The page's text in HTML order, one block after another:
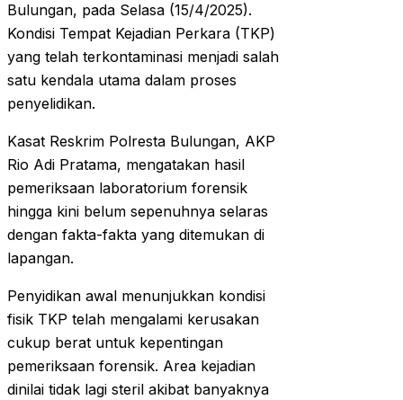
Bulungan, pada Selasa (15/4/2025).
Kondisi Tempat Kejadian Perkara (TKP)
yang telah terkontaminasi menjadi salah
satu kendala utama dalam proses
penyelidikan.
Kasat Reskrim Polresta Bulungan, AKP
Rio Adi Pratama, mengatakan hasil
pemeriksaan laboratorium forensik
hingga kini belum sepenuhnya selaras
dengan fakta-fakta yang ditemukan di
lapangan.
Penyidikan awal menunjukkan kondisi
fisik TKP telah mengalami kerusakan
cukup berat untuk kepentingan
pemeriksaan forensik. Area kejadian
dinilai tidak lagi steril akibat banyaknya